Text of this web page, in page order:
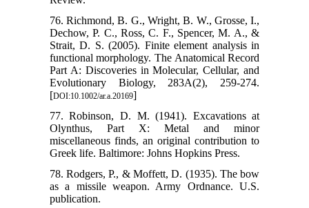
76. Richmond, B. G., Wright, B. W., Grosse, I.,
Dechow, P. C., Ross, C. F., Spencer, M. A., &
Strait, D. S. (2005). Finite element analysis in
functional morphology. The Anatomical Record
Part A: Discoveries in Molecular, Cellular, and
Evolutionary Biology, 283A(2), 259-274.
[DOI:10.1002/ar.a.20169]
77. Robinson, D. M. (1941). Excavations at
Olynthus, Part X: Metal and minor
miscellaneous finds, an original contribution to
Greek life. Baltimore: Johns Hopkins Press.
78. Rodgers, P., & Moffett, D. (1935). The bow
as a missile weapon. Army Ordnance. U.S.
publication.